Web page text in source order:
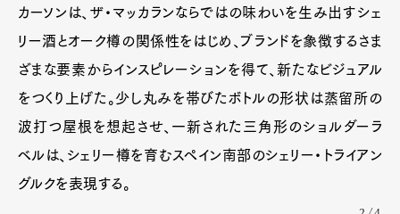
Official Columnist
About
Contact
Pen international Pen tw
カーソンは、ザ・マッカランならではの味わいを生み出すシェ
リー酒とオーク樽の関係性をはじめ、ブランドを象徴するさま
ざまな要素からインスピレーションを得て、新たなビジュアル
をつくり上げた。少し丸みを帯びたボトルの形状は蒸留所の
波打つ屋根を想起させ、一新された三角形のショルダーラ
ベルは、シェリー樽を育むスペイン南部のシェリー・トライアン
グルクを表現する。